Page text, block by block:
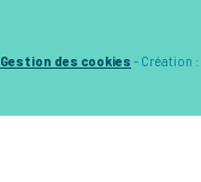
Gestion des cookies - Création :